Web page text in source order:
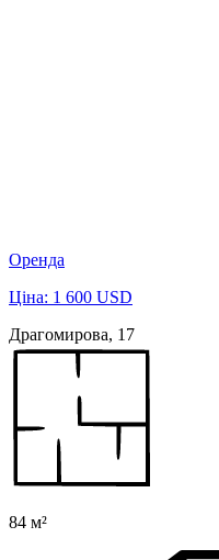
Оренда
Ціна: 1 600 USD
Драгомирова, 17
84 м²